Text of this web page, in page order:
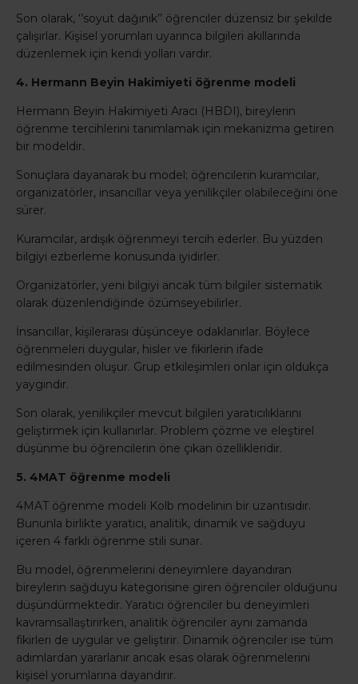
Son olarak, ‘’soyut dağınık’’ öğrenciler düzensiz bir şekilde
çalışırlar. Kişisel yorumları uyarınca bilgileri akıllarında
düzenlemek için kendi yolları vardır.
4. Hermann Beyin Hakimiyeti öğrenme modeli
Hermann Beyin Hakimiyeti Aracı (HBDI), bireylerin
öğrenme tercihlerini tanımlamak için mekanizma getiren
bir modeldir.
Sonuçlara dayanarak bu model; öğrencilerin kuramcılar,
organizatörler, insancıllar veya yenilikçiler olabileceğini öne
sürer.
Kuramcılar, ardışık öğrenmeyi tercih ederler. Bu yüzden
bilgiyi ezberleme konusunda iyidirler.
Organizatörler, yeni bilgiyi ancak tüm bilgiler sistematik
olarak düzenlendiğinde özümseyebilirler.
İnsancıllar, kişilerarası düşünceye odaklanırlar. Böylece
öğrenmeleri duygular, hisler ve fikirlerin ifade
edilmesinden oluşur. Grup etkileşimleri onlar için oldukça
yaygındır.
Son olarak, yenilikçiler mevcut bilgileri yaratıcılıklarını
geliştirmek için kullanırlar. Problem çözme ve eleştirel
düşünme bu öğrencilerin öne çıkan özellikleridir.
5. 4MAT öğrenme modeli
4MAT öğrenme modeli Kolb modelinin bir uzantısıdır.
Bununla birlikte yaratıcı, analitik, dinamik ve sağduyu
içeren 4 farklı öğrenme stili sunar.
Bu model, öğrenmelerini deneyimlere dayandıran
bireylerin sağduyu kategorisine giren öğrenciler olduğunu
düşündürmektedir. Yaratıcı öğrenciler bu deneyimleri
kavramsallaştırırken, analitik öğrenciler aynı zamanda
fikirleri de uygular ve geliştirir. Dinamik öğrenciler ise tüm
adımlardan yararlanır ancak esas olarak öğrenmelerini
kişisel yorumlarına dayandırır.